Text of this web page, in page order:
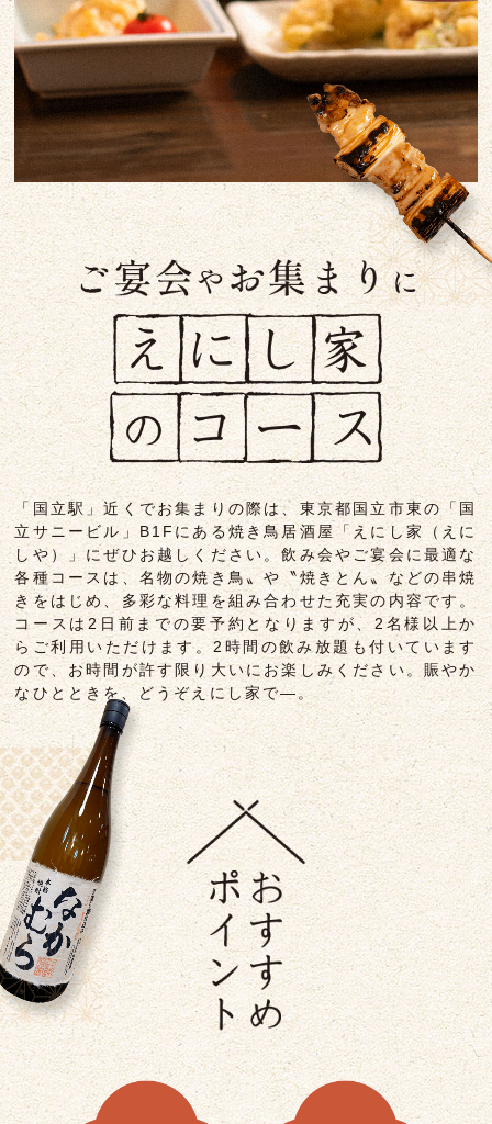
「国立駅」近くでお集まりの際は、東京都国立市東の「国
立サニービル」B1Fにある焼き鳥居酒屋「えにし家（えに
しや）」にぜひお越しください。飲み会やご宴会に最適な
各種コースは、 名物の焼き鳥〟や〝焼きとん〟などの串焼
きをはじめ、多彩な料理を組み合わせた充実の内容です。
コースは2日前までの要予約となりますが、2名様以上か
らご利用いただけます。2時間の飲み放題も付いています
ので、お時間が許す限り大いにお楽しみください。賑やか
なひとときを、どうぞえにし家で―。